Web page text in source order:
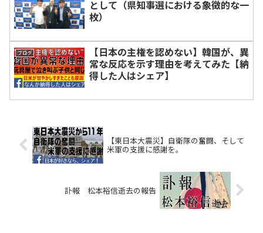
として（県知事選における象徴的な一
枚）
ブログ
【日本の主権を認めない】韓国が、異
常な反応を示す理由を考えてみた【納
得した人はシェア】
【東日本大震災】自衛隊の奮闘、そして
米軍の支援に感謝を。
訃報 松本裕信逝去の報告